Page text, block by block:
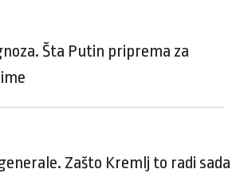
Šta Putin priprema za
Zašto Kremlj to radi sada